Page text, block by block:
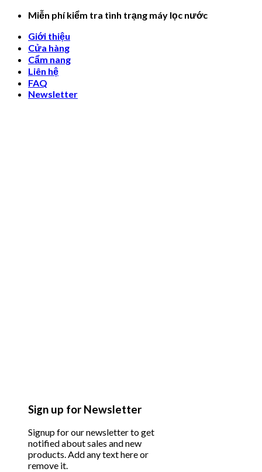
Skip
content
Miễn phí kiểm tra tình trạng máy lọc nước
Giới thiệu
Cửa hàng
Cẩm nang
Liên hệ
FAQ
Newsletter
Sign up for Newsletter
Signup for our newsletter to get
notified about sales and new
products. Add any text here or
remove it.